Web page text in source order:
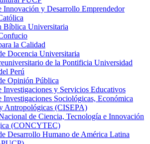
Innovación y Desarrollo Emprendedor
Bíblica Universitaria
la Calidad
Docencia Universitaria
de la Pontificia Universidad
Perú
Opinión Pública
Investigaciones y Servicios Educativos
Investigaciones Sociológicas, Económica
Antropológicas (CISEPA)
de Ciencia, Tecnología e Innovación
(CONCYTEC)
Desarrollo Humano de América Latina